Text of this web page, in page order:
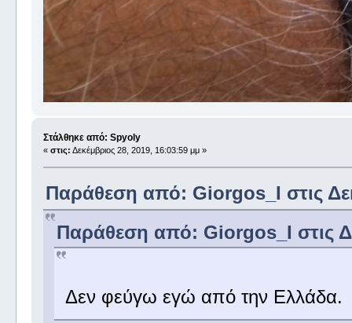
Στάλθηκε από: Spyoly
« στις: Δεκέμβριος 28, 2019, 16:03:59 μμ »
Παράθεση από: Giorgos_I στις
Παράθεση από: Giorgos_I στις
Δεν φεύγω εγώ από την Ελλάδα.